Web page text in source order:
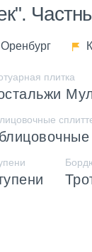
Оренбург
плитка